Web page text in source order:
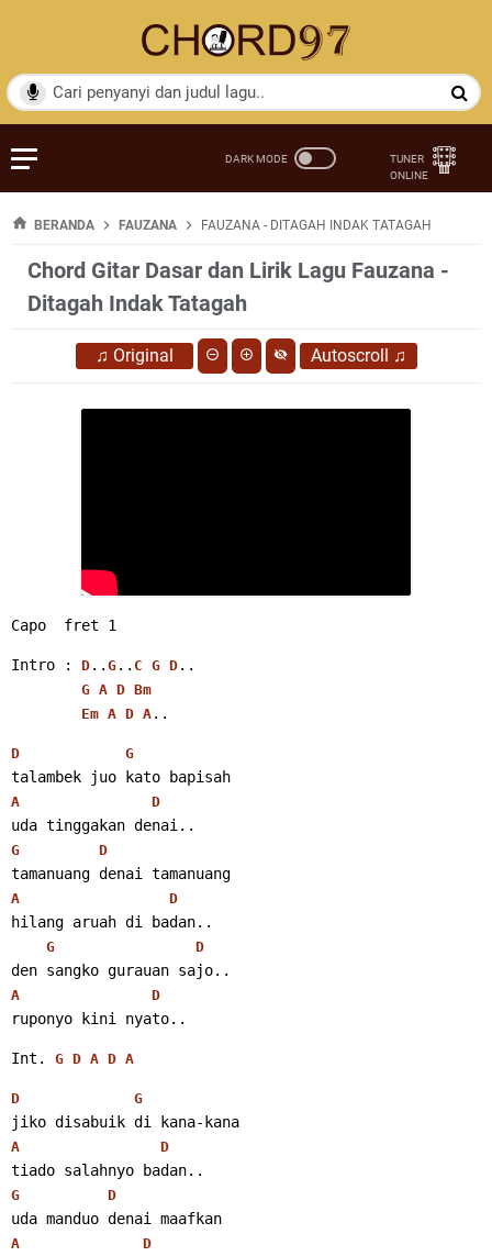
BERANDA FAUZANA FAUZANA - DITAGAH INDAK TATAGAH
Chord Gitar Dasar dan Lirik Lagu Fauzana -
Ditagah Indak Tatagah
♫ Original Autoscroll ♫
Capo  fret 1
Intro : D .. G .. C G D ..
G A D Bm
Em A D A ..
D G
talambek juo kato bapisah
A D
uda tinggakan denai..
G D
tamanuang denai tamanuang
A D
hilang aruah di badan..
G D
den sangko gurauan sajo..
A D
ruponyo kini nyato..
Int. G D A D A
D G
jiko disabuik di kana-kana
A D
tiado salahnyo badan..
G D
uda manduo denai maafkan
A D